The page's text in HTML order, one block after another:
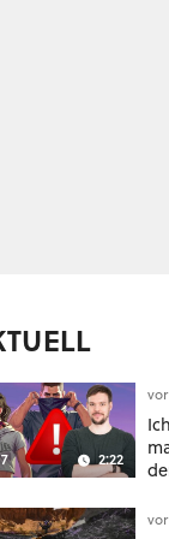
2:22